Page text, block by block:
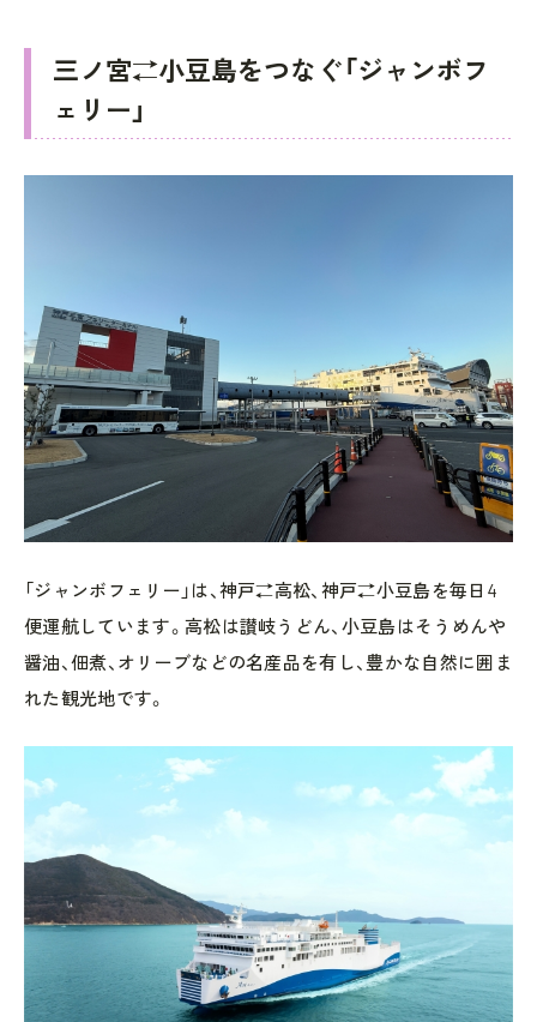
三ノ宮⇄小豆島をつなぐ「ジャンボフ
ェリー」
「ジャンボフェリー」は、神戸⇄高松、神戸⇄小豆島を毎日4
便運航しています。高松は讃岐うどん、小豆島はそうめんや
醤油、佃煮、オリーブなどの名産品を有し、豊かな自然に囲ま
れた観光地です。